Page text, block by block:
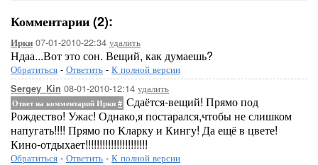
Комментарии (2):
Ирки 07-01-2010-22:34 удалить
Ндаа...Вот это сон. Вещий, как думаешь?
Обратиться - Ответить - К полной версии
Sergey_Kin 08-01-2010-12:14 удалить
Ответ на комментарий Ирки # Сдаётся-вещий! Прямо под
Рождество! Ужас! Однако,я постарался,чтобы не слишком
напугать!!!! Прямо по Кларку и Кингу! Да ещё в цвете!
Кино-отдыхает!!!!!!!!!!!!!!!!!!!!!!
Обратиться - Ответить - К полной версии